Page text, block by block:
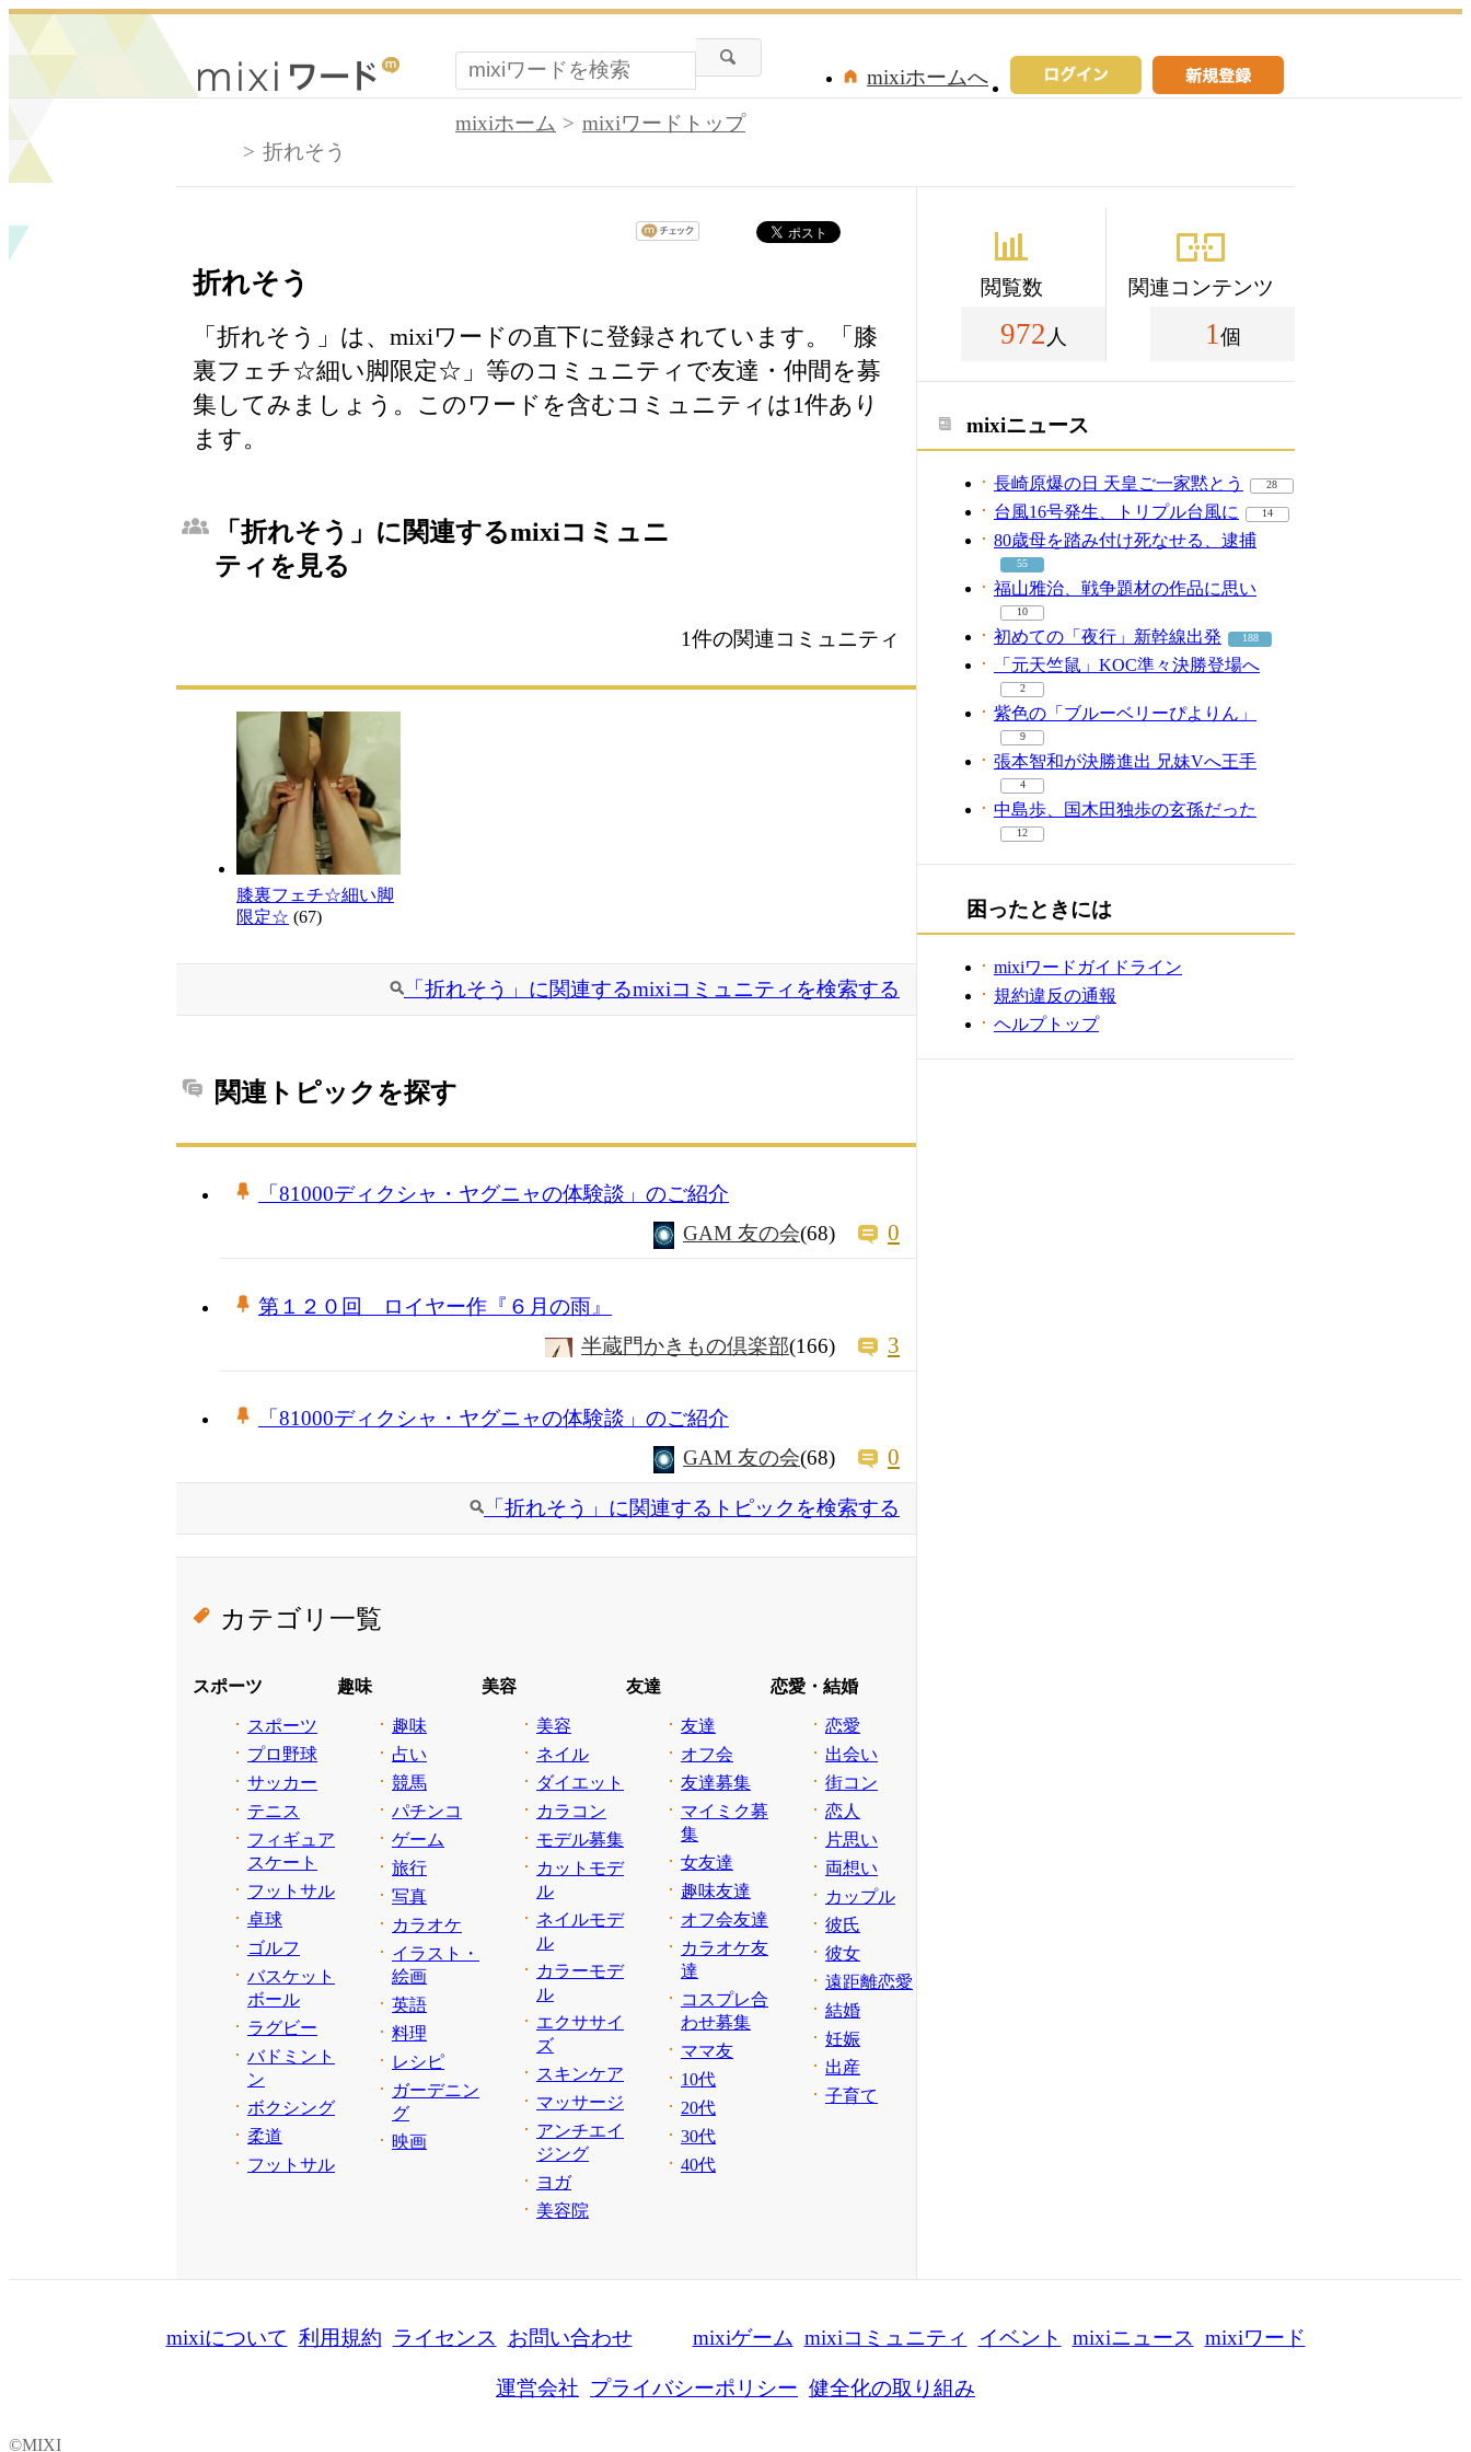
mixiホームへ
mixiホーム
mixiワードトップ
折れそう
折れそう
「折れそう」は、mixiワードの直下に登録されています。「膝
裏フェチ☆細い脚限定☆」等のコミュニティで友達・仲間を募
集してみましょう。このワードを含むコミュニティは1件あり
ます。
「折れそう」に関連するmixiコミュニ
ティを見る
1件の関連コミュニティ
膝裏フェチ☆細い脚
限定☆ (67)
「折れそう」に関連するmixiコミュニティを検索する
関連トピックを探す
「81000ディクシャ・ヤグニャの体験談」のご紹介
GAM 友の会(68) 0
第１２０回 ロイヤー作『６月の雨』
半蔵門かきもの倶楽部(166) 3
「81000ディクシャ・ヤグニャの体験談」のご紹介
GAM 友の会(68) 0
「折れそう」に関連するトピックを検索する
カテゴリ一覧
スポーツ
スポーツ
プロ野球
サッカー
テニス
フィギュア
スケート
フットサル
卓球
ゴルフ
バスケット
ボール
ラグビー
バドミント
ン
ボクシング
柔道
フットサル
趣味
趣味
占い
競馬
パチンコ
ゲーム
旅行
写真
カラオケ
イラスト・
絵画
英語
料理
レシピ
ガーデニン
グ
映画
美容
美容
ネイル
ダイエット
カラコン
モデル募集
カットモデ
ル
ネイルモデ
ル
カラーモデ
ル
エクササイ
ズ
スキンケア
マッサージ
アンチエイ
ジング
ヨガ
美容院
友達
友達
オフ会
友達募集
マイミク募
集
女友達
趣味友達
オフ会友達
カラオケ友
達
コスプレ合
わせ募集
ママ友
10代
20代
30代
40代
恋愛・結婚
恋愛
出会い
街コン
恋人
片思い
両想い
カップル
彼氏
彼女
遠距離恋愛
結婚
妊娠
出産
子育て
閲覧数
972 人
関連コンテンツ
1 個
mixiニュース
長崎原爆の日 天皇ご一家黙とう 28
台風16号発生、トリプル台風に 14
80歳母を踏み付け死なせる、逮捕
55
福山雅治、戦争題材の作品に思い
10
初めての「夜行」新幹線出発 188
「元天竺鼠」KOC準々決勝登場へ
2
紫色の「ブルーベリーぴよりん」
9
張本智和が決勝進出 兄妹Vへ王手
4
中島歩、国木田独歩の玄孫だった
12
困ったときには
mixiワードガイドライン
規約違反の通報
ヘルプトップ
mixiについて 利用規約 ライセンス お問い合わせ mixiゲーム mixiコミュニティ イベント mixiニュース mixiワード
運営会社 プライバシーポリシー 健全化の取り組み
©MIXI